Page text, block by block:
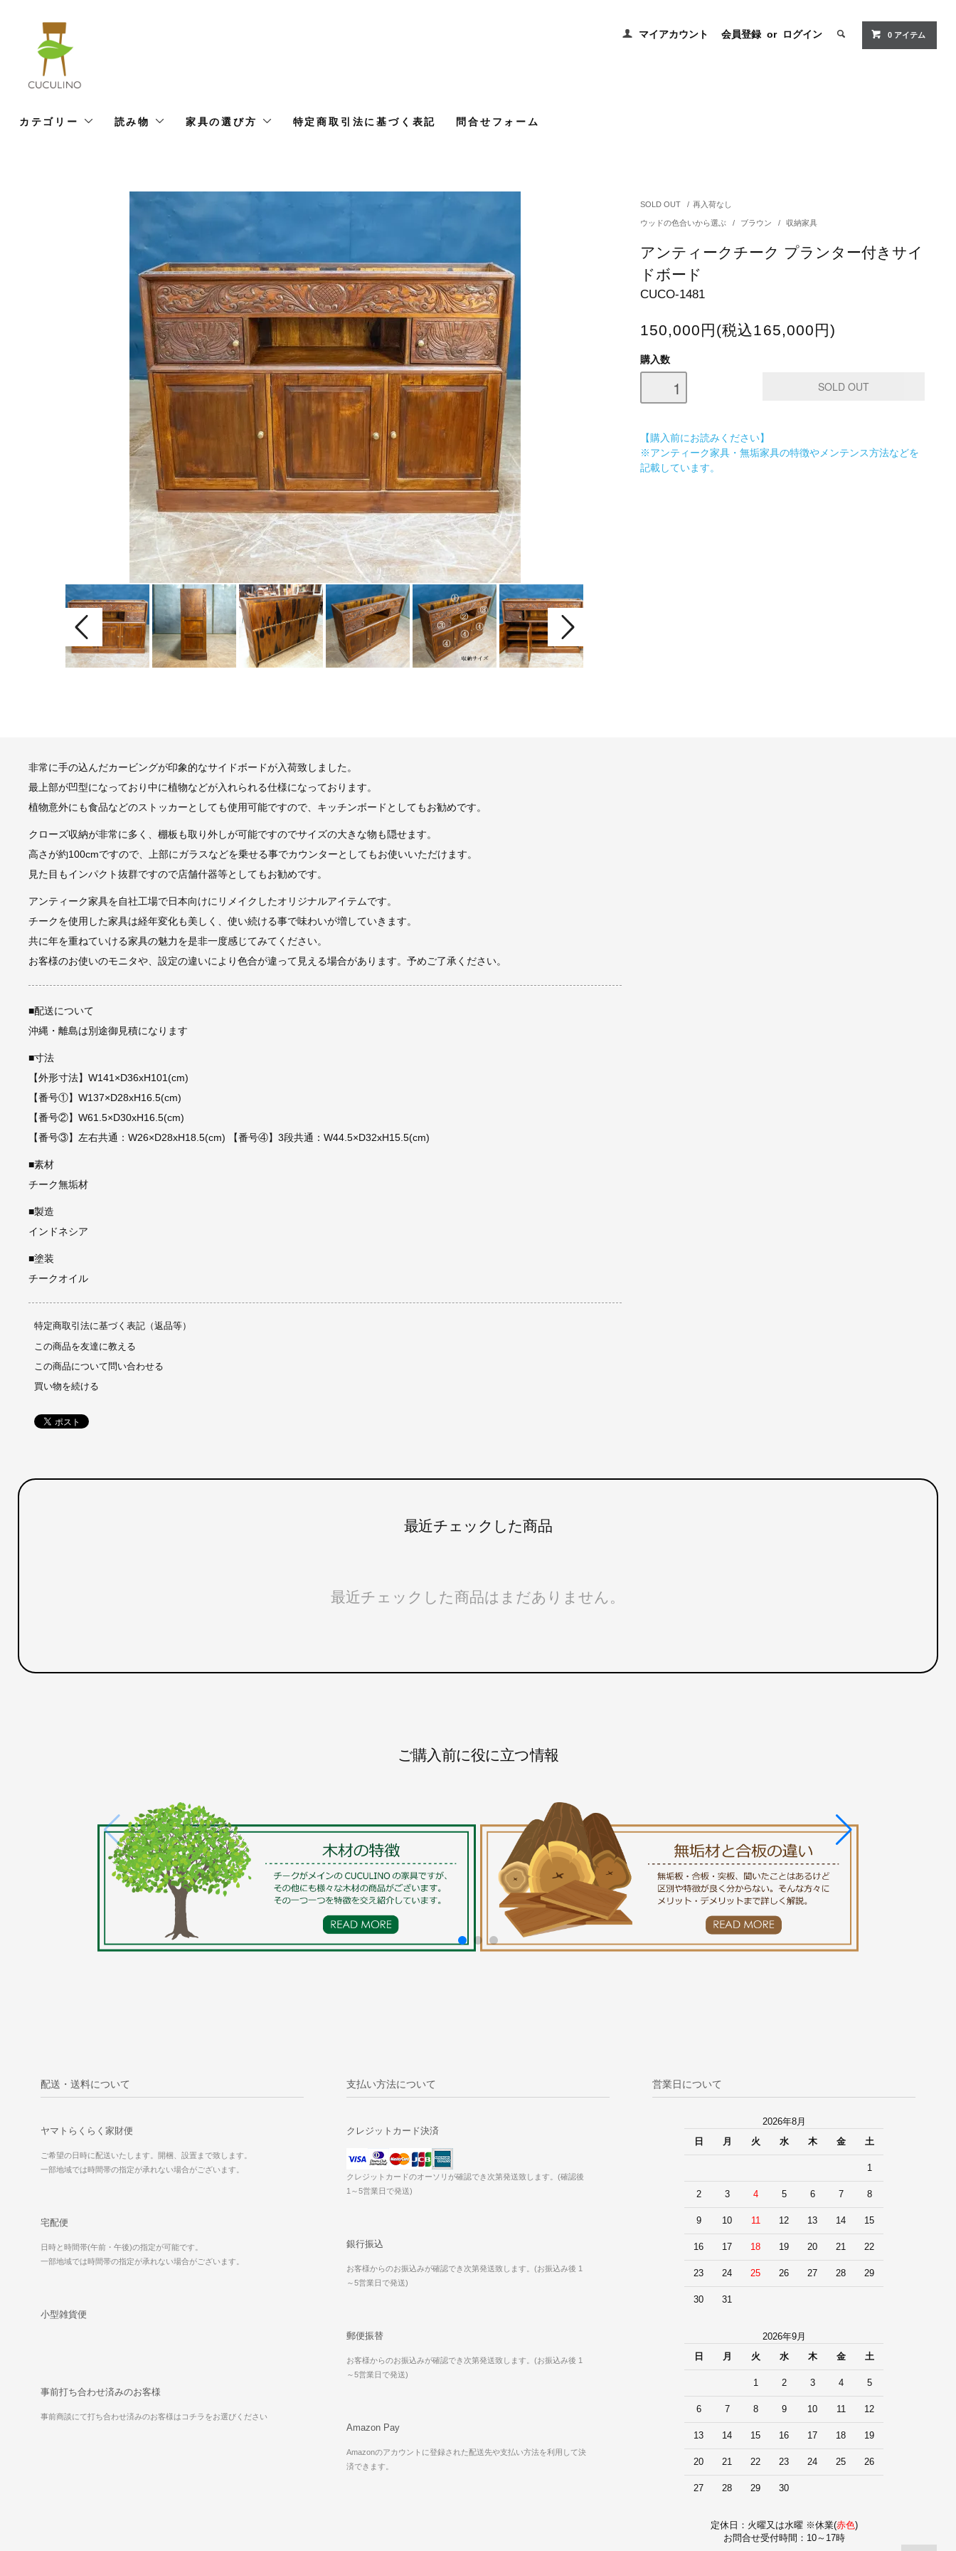
マイアカウント 会員登録 or ログイン 0 アイテム
カテゴリー 読み物 家具の選び方 特定商取引法に基づく表記 問合せフォーム
SOLD OUT / 再入荷なし
ウッドの色合いから選ぶ / ブラウン / 収納家具
アンティークチーク プランター付きサイ
ドボード
CUCO-1481
150,000円(税込165,000円)
購入数
【購入前にお読みください】
※アンティーク家具・無垢家具の特徴やメンテンス方法などを
記載しています。
非常に手の込んだカービングが印象的なサイドボードが入荷致しました。
最上部が凹型になっており中に植物などが入れられる仕様になっております。
植物意外にも食品などのストッカーとしても使用可能ですので、キッチンボードとしてもお勧めです。
クローズ収納が非常に多く、棚板も取り外しが可能ですのでサイズの大きな物も隠せます。
高さが約100cmですので、上部にガラスなどを乗せる事でカウンターとしてもお使いいただけます。
見た目もインパクト抜群ですので店舗什器等としてもお勧めです。
アンティーク家具を自社工場で日本向けにリメイクしたオリジナルアイテムです。
チークを使用した家具は経年変化も美しく、使い続ける事で味わいが増していきます。
共に年を重ねていける家具の魅力を是非一度感じてみてください。
お客様のお使いのモニタや、設定の違いにより色合が違って見える場合があります。予めご了承ください。
■配送について
沖縄・離島は別途御見積になります
■寸法
【外形寸法】W141×D36xH101(cm)
【番号①】W137×D28xH16.5(cm)
【番号②】W61.5×D30xH16.5(cm)
【番号③】左右共通：W26×D28xH18.5(cm) 【番号④】3段共通：W44.5×D32xH15.5(cm)
■素材
チーク無垢材
■製造
インドネシア
■塗装
チークオイル
特定商取引法に基づく表記（返品等）
この商品を友達に教える
この商品について問い合わせる
買い物を続ける
最近チェックした商品
最近チェックした商品はまだありません。
ご購入前に役に立つ情報
配送・送料について
ヤマトらくらく家財便
ご希望の日時に配送いたします。開梱、設置まで致します。
一部地域では時間帯の指定が承れない場合がございます。
宅配便
日時と時間帯(午前・午後)の指定が可能です。
一部地域では時間帯の指定が承れない場合がございます。
小型雑貨便
事前打ち合わせ済みのお客様
事前商談にて打ち合わせ済みのお客様はコチラをお選びください
支払い方法について
クレジットカード決済
クレジットカードのオーソリが確認でき次第発送致します。(確認後
1～5営業日で発送)
銀行振込
お客様からのお振込みが確認でき次第発送致します。(お振込み後 1
～5営業日で発送)
郵便振替
お客様からのお振込みが確認でき次第発送致します。(お振込み後 1
～5営業日で発送)
Amazon Pay
Amazonのアカウントに登録された配送先や支払い方法を利用して決
済できます。
営業日について
2026年8月
日
月 火 水 木 金 土
1
2 3 4 5 6 7 8
9 10 11 12 13 14 15
16 17 18 19 20 21 22
23 24 25 26 27 28 29
30 31
2026年9月
日
月 火 水 木 金 土
1 2 3 4 5
6 7 8 9 10 11 12
13 14 15 16 17 18 19
20 21 22 23 24 25 26
27 28 29 30
定休日：火曜又は水曜 ※休業(赤色)
お問合せ受付時間：10～17時